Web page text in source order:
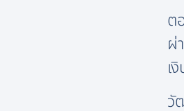
ต
ผ่
เ
วั